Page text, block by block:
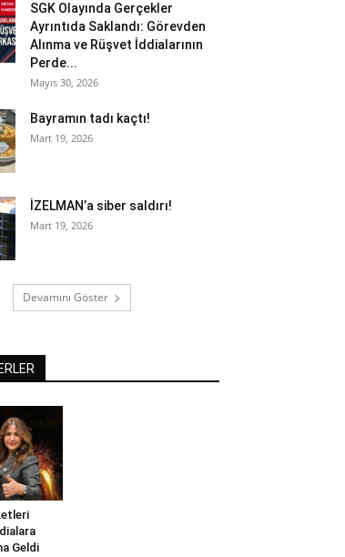
SGK Olayında Gerçekler
Ayrıntıda Saklandı: Görevden
Alınma ve Rüşvet İddialarının
Perde...
Mayıs 30, 2026
Bayramın tadı kaçtı!
Mart 19, 2026
İZELMAN’a siber saldırı!
Mart 19, 2026
Devamını Göster
Geldi